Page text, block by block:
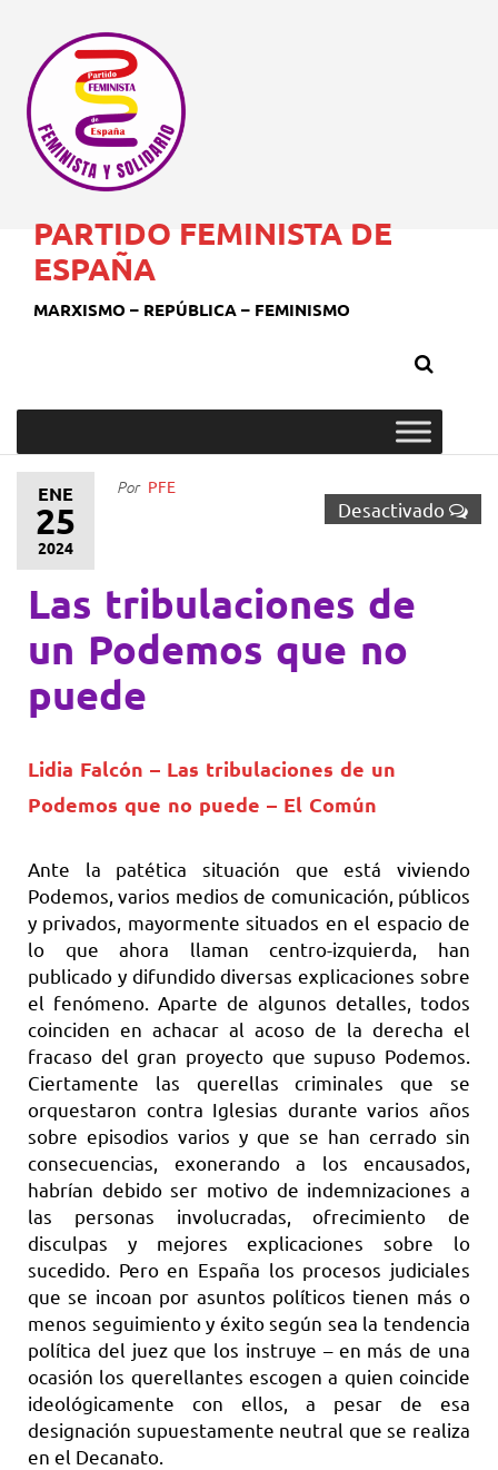
PARTIDO FEMINISTA DE
ESPAÑA
MARXISMO – REPÚBLICA – FEMINISMO
ENE
25
2024
Desactivado
Por PFE
Las tribulaciones de
un Podemos que no
puede
Lidia Falcón – Las tribulaciones de un
Podemos que no puede – El Común
Ante la patética situación que está viviendo
Podemos, varios medios de comunicación, públicos
y privados, mayormente situados en el espacio de
lo que ahora llaman centro-izquierda, han
publicado y difundido diversas explicaciones sobre
el fenómeno. Aparte de algunos detalles, todos
coinciden en achacar al acoso de la derecha el
fracaso del gran proyecto que supuso Podemos.
Ciertamente las querellas criminales que se
orquestaron contra Iglesias durante varios años
sobre episodios varios y que se han cerrado sin
consecuencias, exonerando a los encausados,
habrían debido ser motivo de indemnizaciones a
las personas involucradas, ofrecimiento de
disculpas y mejores explicaciones sobre lo
sucedido. Pero en España los procesos judiciales
que se incoan por asuntos políticos tienen más o
menos seguimiento y éxito según sea la tendencia
política del juez que los instruye – en más de una
ocasión los querellantes escogen a quien coincide
ideológicamente con ellos, a pesar de esa
designación supuestamente neutral que se realiza
en el Decanato.